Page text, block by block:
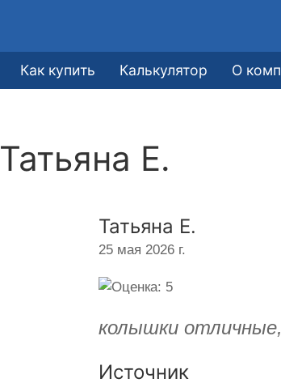
Как купить Калькулятор О
Татьяна Е.
Татьяна Е.
25 мая 2026 г.
колышки
Источник